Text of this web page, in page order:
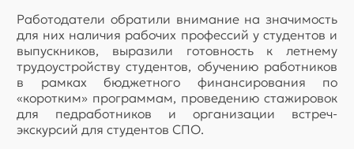
Работодатели обратили внимание на значимость
для них наличия рабочих профессий у студентов и
выпускников, выразили готовность к летнему
трудоустройству студентов, обучению работников
в рамках бюджетного финансирования по
«коротким» программам, проведению стажировок
для педработников и организации встреч-
экскурсий для студентов СПО.